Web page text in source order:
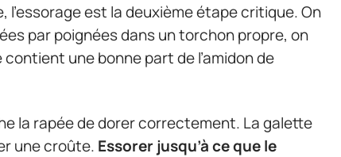
l’essorage est la deuxième étape critique. On
par poignées dans un torchon propre, on
une bonne part de l’amidon de
la rapée de dorer correctement. La galette
une croûte. Essorer jusqu’à ce que le